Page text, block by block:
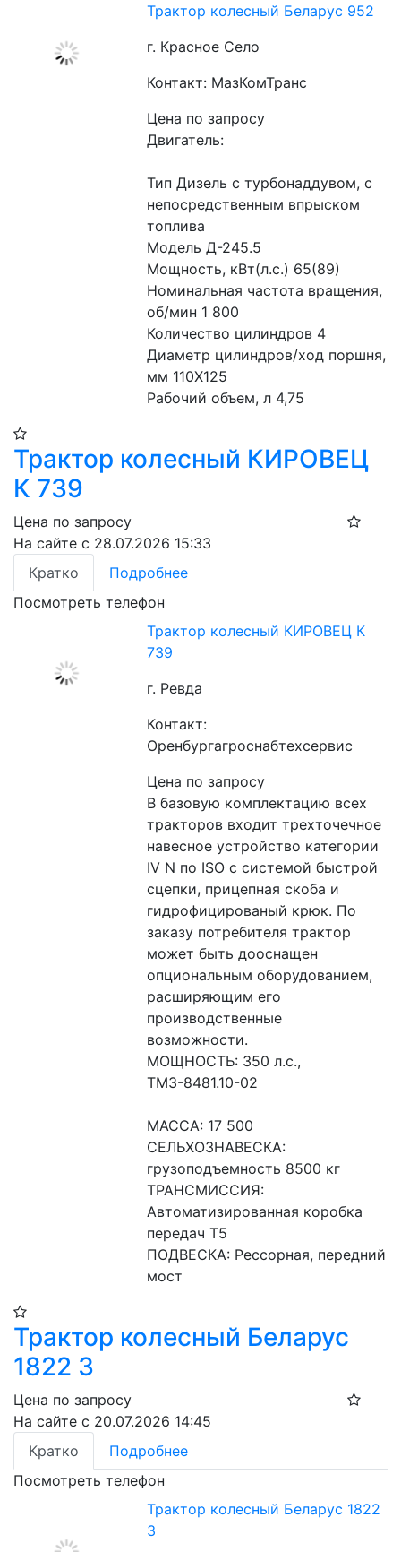
Трактор колесный Беларус 952
г. Красное Село
Контакт: МазКомТранс
Цена по запросу
Двигатель:
Тип Дизель с турбонаддувом, с
непосредственным впрыском
топлива
Модель Д-245.5
Мощность, кВт(л.с.) 65(89)
Номинальная частота вращения,
об/мин 1 800
Количество цилиндров 4
Диаметр цилиндров/ход поршня,
мм 110Х125
Рабочий объем, л 4,75
Трактор колесный КИРОВЕЦ
К 739
Цена по запросу
На сайте с 28.07.2026 15:33
Кратко
Подробнее
Посмотреть телефон
Трактор колесный КИРОВЕЦ К
739
г. Ревда
Контакт:
Оренбургагроснабтехсервис
Цена по запросу
В базовую комплектацию всех
тракторов входит трехточечное
навесное устройство категории
IV N по ISO с системой быстрой
сцепки, прицепная скоба и
гидрофицированый крюк. По
заказу потребителя трактор
может быть дооснащен
опциональным оборудованием,
расширяющим его
производственные
возможности.
МОЩНОСТЬ: 350 л.с.,
ТМЗ-8481.10-02
МАССА: 17 500
СЕЛЬХОЗНАВЕСКА:
грузоподъемность 8500 кг
ТРАНСМИССИЯ:
Автоматизированная коробка
передач Т5
ПОДВЕСКА: Рессорная, передний
мост
Трактор колесный Беларус
1822 3
Цена по запросу
На сайте с 20.07.2026 14:45
Кратко
Подробнее
Посмотреть телефон
Трактор колесный Беларус 1822
3